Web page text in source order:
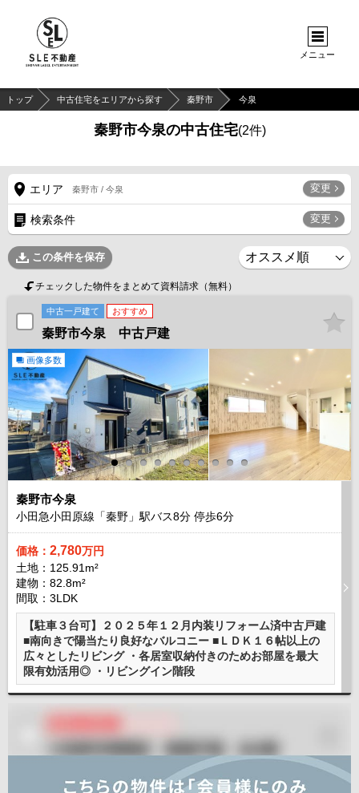
メニュー
トップ 中古住宅をエリアから探す 秦野市 今泉
秦野市今泉の中古住宅(2件)
エリア 秦野市 / 今泉 変更
検索条件 変更
この条件を保存
チェックした物件をまとめて資料請求（無料）
中古一戸建て おすすめ
秦野市今泉 中古戸建
画像多数
秦野市今泉
小田急小田原線「秦野」駅バス8分 停歩6分
価格： 2,780万円
土地：125.91m²
建物：82.8m²
間取：3LDK
【駐車３台可】２０２５年１２月内装リフォーム済中古戸建
■南向きで陽当たり良好なバルコニー ■ＬＤＫ１６帖以上の
広々としたリビング ・各居室収納付きのためお部屋を最大
限有効活用◎ ・リビングイン階段